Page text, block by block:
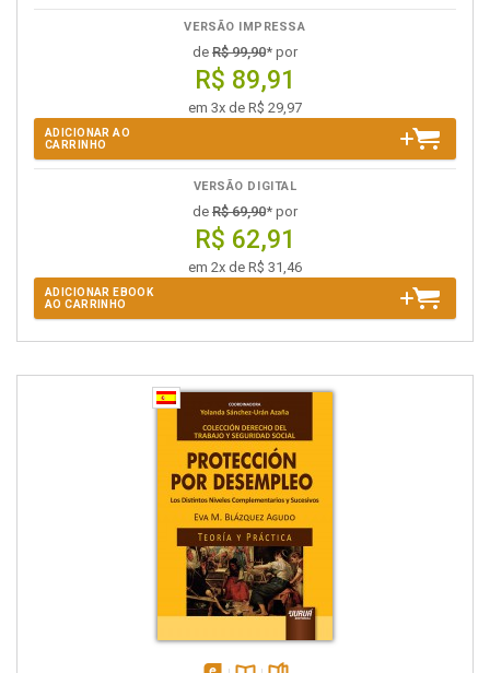
VERSÃO IMPRESSA
de R$ 99,90* por
R$ 89,91
em 3x de R$ 29,97
ADICIONAR AO
CARRINHO
VERSÃO DIGITAL
de R$ 69,90* por
R$ 62,91
em 2x de R$ 31,46
ADICIONAR EBOOK
AO CARRINHO